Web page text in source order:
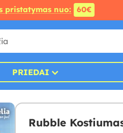
pristatymas nuo: 60€
PRIEDAI
Rubble